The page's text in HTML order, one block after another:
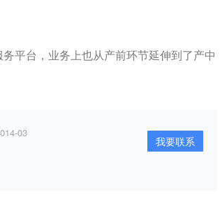
平台，业务上也从产前环节延伸到了产中
03
我要联系